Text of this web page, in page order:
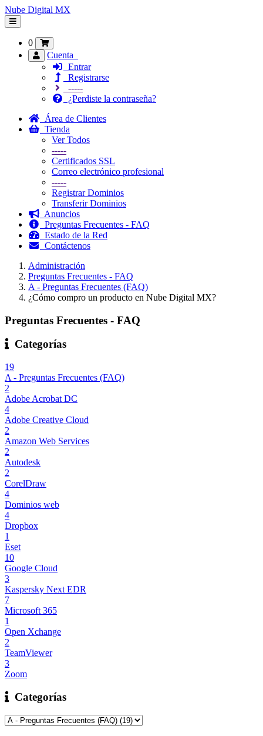
Nube Digital MX
Alternar
Navegación
0
Cuenta
Entrar
Registrarse
-----
¿Perdiste la contraseña?
Área de Clientes
Tienda
Ver Todos
-----
Certificados SSL
Correo electrónico profesional
-----
Registrar Dominios
Transferir Dominios
Anuncios
Preguntas Frecuentes - FAQ
Estado de la Red
Contáctenos
Administración
Preguntas Frecuentes - FAQ
A - Preguntas Frecuentes (FAQ)
¿Cómo compro un producto en Nube Digital MX?
Preguntas Frecuentes - FAQ
Categorías
19
A - Preguntas Frecuentes (FAQ)
2
Adobe Acrobat DC
4
Adobe Creative Cloud
2
Amazon Web Services
2
Autodesk
2
CorelDraw
4
Dominios web
4
Dropbox
1
Eset
10
Google Cloud
3
Kaspersky Next EDR
7
Microsoft 365
1
Open Xchange
2
TeamViewer
3
Zoom
Categorías